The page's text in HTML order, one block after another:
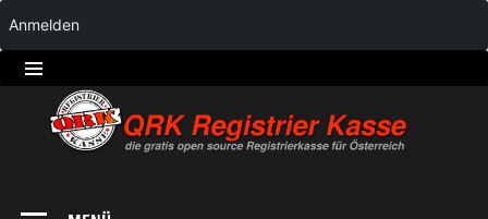
QRK
Anmelden